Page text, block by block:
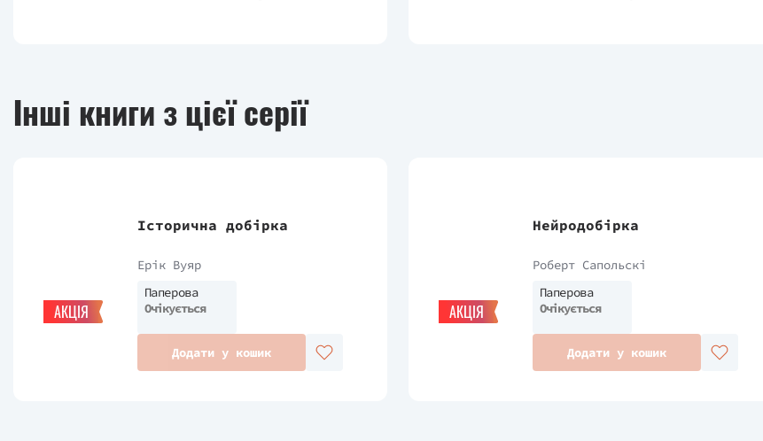
Інші книги з цієї серії
АКЦІЯ
Історична добірка
Ерік Вуяр
Паперова
Очікується
Додати у кошик
АКЦІЯ
Нейродобірка
Роберт Сапольскі
Паперова
Очікується
Додати у кошик